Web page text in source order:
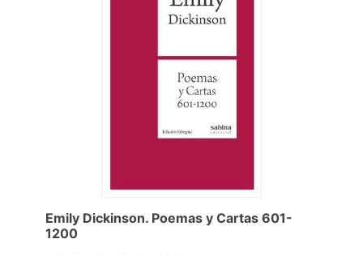
Emily Dickinson. Poemas y Cartas 601-
1200